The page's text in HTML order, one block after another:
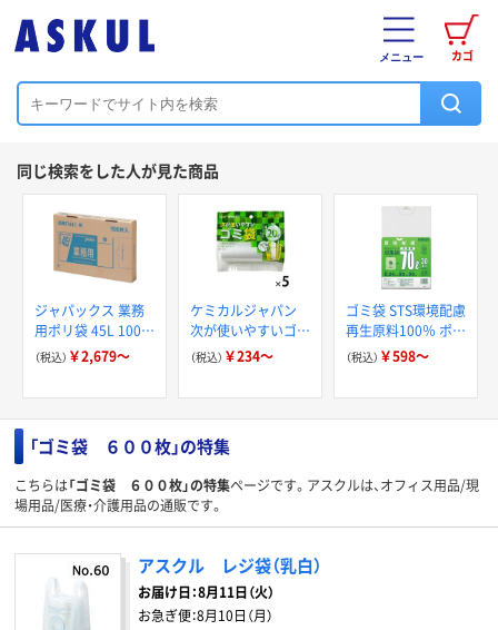
カゴ
メニュー
同じ検索をした人が見た商品
ジャパックス 業務
用ポリ袋 45L 100枚
BOX 厚み0.025mm
6BOX入り
（税込） ￥2,679～
ケミカルジャパン
次が使いやすいゴミ
袋
（税込） ￥234～
ゴミ袋 STS環境配慮
再生原料100％ ポリ
エチレン収集袋 半
（税込） ￥598～
「ゴミ袋 ６００枚」の特集
こちらは「ゴミ袋 ６００枚」の特集ページです。アスクルは、オフィス用品/現
場用品/医療・介護用品の通販です。
アスクル レジ袋（乳白）
お届け日：8月11日（火）
お急ぎ便：8月10日（月）